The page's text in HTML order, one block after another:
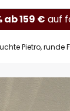
ab 159 € auf
Pietro, runde